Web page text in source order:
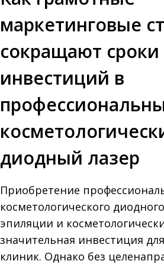
маркетинговые
сокращают сроки
инвестиций в
диодный лазер
Приобретение
косметологического
эпиляции и
значительная инвестиция
клиник. Однако без